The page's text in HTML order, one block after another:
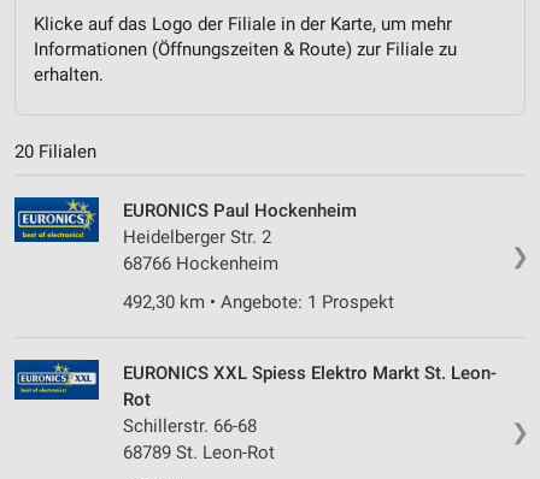
Klicke auf das Logo der Filiale in der Karte, um mehr
Informationen (Öffnungszeiten & Route) zur Filiale zu
erhalten.
20 Filialen
❯
EURONICS Paul Hockenheim
Heidelberger Str. 2
68766 Hockenheim
492,30 km • Angebote: 1 Prospekt
❯
EURONICS XXL Spiess Elektro Markt St. Leon-
Rot
Schillerstr. 66-68
68789 St. Leon-Rot